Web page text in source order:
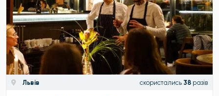
Львів скористались 38 разів